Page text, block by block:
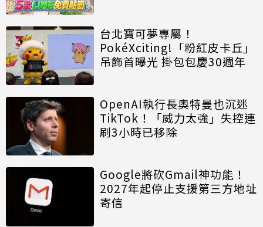
台北寶可夢專屬！
PokéXciting!「粉紅皮卡丘」
吊飾首曝光 掛包包慶30週年
OpenAI執行長奧特曼也沉迷
TikTok！「威力太強」失控連
刷3小時已移除
Google將砍Gmail神功能！
2027年起停止支援第三方地址
寄信